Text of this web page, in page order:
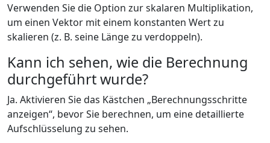
Verwenden Sie die Option zur skalaren Multiplikation,
um einen Vektor mit einem konstanten Wert zu
skalieren (z. B. seine Länge zu verdoppeln).
Kann ich sehen, wie die Berechnung
durchgeführt wurde?
Ja. Aktivieren Sie das Kästchen „Berechnungsschritte
anzeigen“, bevor Sie berechnen, um eine detaillierte
Aufschlüsselung zu sehen.